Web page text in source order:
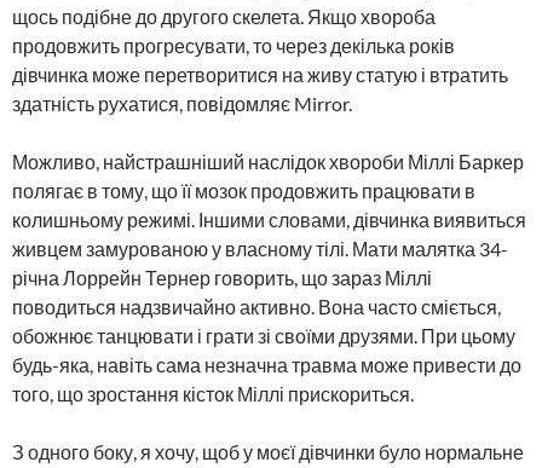
щось подібне до другого скелета. Якщо хвороба
продовжить прогресувати, то через декілька років
дівчинка може перетворитися на живу статую і втратить
здатність рухатися, повідомляє Mirror.
Можливо, найстрашніший наслідок хвороби Міллі Баркер
полягає в тому, що її мозок продовжить працювати в
колишньому режимі. Іншими словами, дівчинка виявиться
живцем замурованою у власному тілі. Мати малятка 34-
річна Лоррейн Тернер говорить, що зараз Міллі
поводиться надзвичайно активно. Вона часто сміється,
обожнює танцювати і грати зі своїми друзями. При цьому
будь-яка, навіть сама незначна травма може привести до
того, що зростання кісток Міллі прискориться.
З одного боку, я хочу, щоб у моєї дівчинки було нормальне